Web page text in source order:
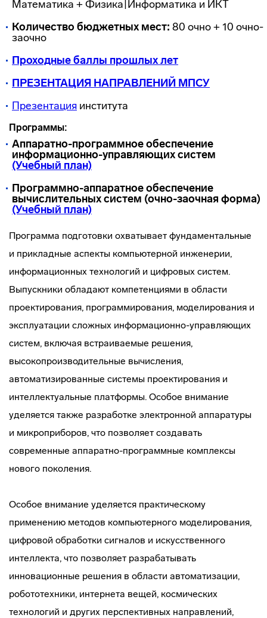
Математика + Физика|Информатика и ИКТ
Количество бюджетных мест: 80 очно + 10 очно-
заочно
Проходные баллы прошлых лет
ПРЕЗЕНТАЦИЯ НАПРАВЛЕНИЙ МПСУ
Презентация института
Программы:
Аппаратно-программное обеспечение
информационно-управляющих систем
(Учебный план)
Программно-аппаратное обеспечение
вычислительных систем (очно-заочная форма)
(Учебный план)
Программа подготовки охватывает фундаментальные
и прикладные аспекты компьютерной инженерии,
информационных технологий и цифровых систем.
Выпускники обладают компетенциями в области
проектирования, программирования, моделирования и
эксплуатации сложных информационно-управляющих
систем, включая встраиваемые решения,
высокопроизводительные вычисления,
автоматизированные системы проектирования и
интеллектуальные платформы. Особое внимание
уделяется также разработке электронной аппаратуры
и микроприборов, что позволяет создавать
современные аппаратно-программные комплексы
нового поколения.
Особое внимание уделяется практическому
применению методов компьютерного моделирования,
цифровой обработки сигналов и искусственного
интеллекта, что позволяет разрабатывать
инновационные решения в области автоматизации,
робототехники, интернета вещей, космических
технологий и других перспективных направлений,